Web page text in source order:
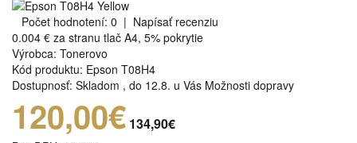
Počet hodnotení: 0 | Napísať recenziu
0.004 € za stranu tlač A4, 5% pokrytie
Výrobca: Tonerovo
Kód produktu: Epson T08H4
Dostupnosť: Skladom , do 12.8. u Vás Možnosti dopravy
120,00€ 134,90€